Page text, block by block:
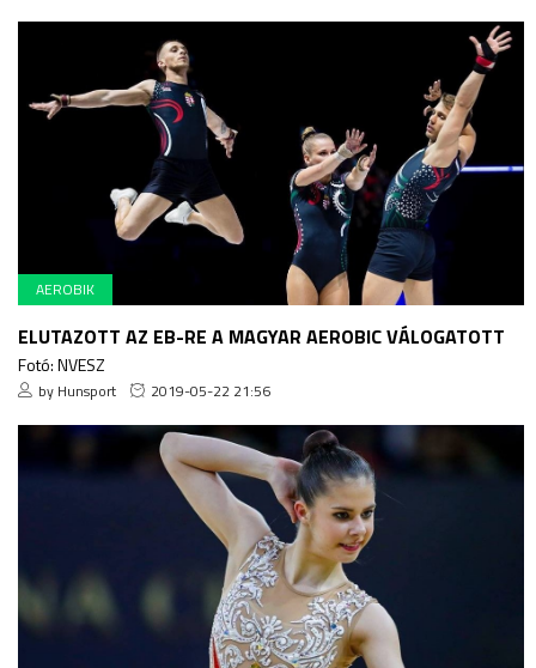
AEROBIK
ELUTAZOTT AZ EB-RE A MAGYAR AEROBIC VÁLOGATOTT
Fotó: NVESZ
by Hunsport 2019-05-22 21:56